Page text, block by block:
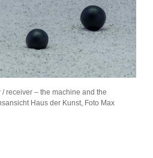
receiver – the machine and the
Haus der Kunst, Foto Max